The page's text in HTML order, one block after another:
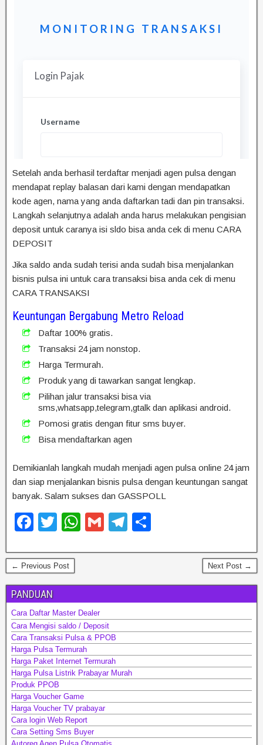
Setelah anda berhasil terdaftar menjadi agen pulsa dengan
mendapat replay balasan dari kami dengan mendapatkan
kode agen, nama yang anda daftarkan tadi dan pin transaksi.
Langkah selanjutnya adalah anda harus melakukan pengisian
deposit untuk caranya isi sldo bisa anda cek di menu CARA
DEPOSIT
Jika saldo anda sudah terisi anda sudah bisa menjalankan
bisnis pulsa ini untuk cara transaksi bisa anda cek di menu
CARA TRANSAKSI
Keuntungan Bergabung Metro Reload
Daftar 100% gratis.
Transaksi 24 jam nonstop.
Harga Termurah.
Produk yang di tawarkan sangat lengkap.
Pilihan jalur transaksi bisa via
sms,whatsapp,telegram,gtalk dan aplikasi android.
Pomosi gratis dengan fitur sms buyer.
Bisa mendaftarkan agen
Demikianlah langkah mudah menjadi agen pulsa online 24 jam
dan siap menjalankan bisnis pulsa dengan keuntungan sangat
banyak. Salam sukses dan GASSPOLL
F
c
e
b
o
o
k
T
tt
er
W
at
A
p
p
G
ail
T
e
a
m
ar
← Previous Post Next Post →
PANDUAN
Cara Daftar Master Dealer
Cara Mengisi saldo / Deposit
Cara Transaksi Pulsa & PPOB
Harga Pulsa Termurah
Harga Paket Internet Termurah
Harga Pulsa Listrik Prabayar Murah
Produk PPOB
Harga Voucher Game
Harga Voucher TV prabayar
Cara login Web Report
Cara Setting Sms Buyer